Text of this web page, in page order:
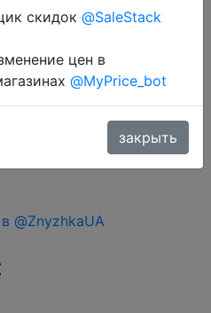
в магазин
у додатку через розділ
@ZnyzhkaUA
скидок @SaleStack
цен в
@MyPrice_bot
закрыть